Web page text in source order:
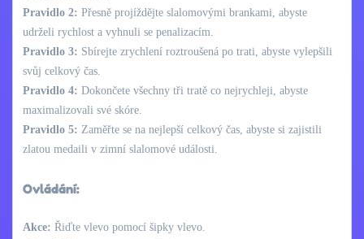
Pravidlo 2: Přesně projíždějte slalomovými brankami, abyste
udrželi rychlost a vyhnuli se penalizacím.
Pravidlo 3: Sbírejte zrychlení roztroušená po trati, abyste vylepšili
svůj celkový čas.
Pravidlo 4: Dokončete všechny tři tratě co nejrychleji, abyste
maximalizovali své skóre.
Pravidlo 5: Zaměřte se na nejlepší celkový čas, abyste si zajistili
zlatou medaili v zimní slalomové události.
Ovládání:
Akce: Řiďte vlevo pomocí šipky vlevo.